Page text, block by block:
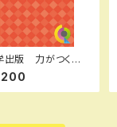
出版 力がつくドリ
字 小学５年 2
度版 新品完全
ト ISBN：B0D3C